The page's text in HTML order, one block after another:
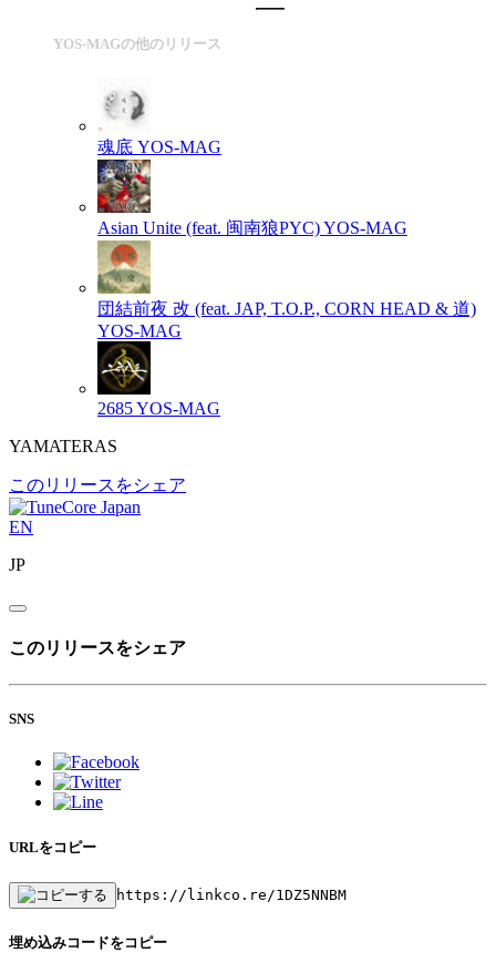
YOS-MAGの他のリリース
魂底 YOS-MAG
Asian Unite (feat. 闽南狼PYC)YOS-MAG
団結前夜 改 (feat. JAP, T.O.P., CORN HEAD & 道)
YOS-MAG
2685YOS-MAG
YAMATERAS
このリリースをシェア
EN
JP
このリリースをシェア
SNS
URLをコピー
https://linkco.re/1DZ5NNBM
埋め込みコードをコピー